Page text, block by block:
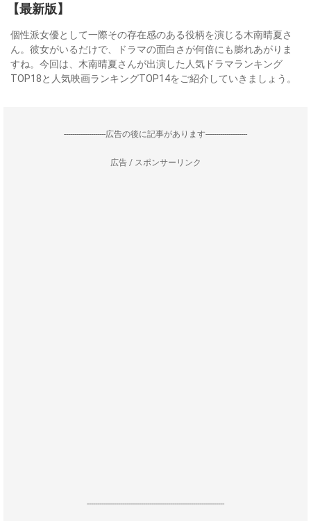
【最新版】
個性派女優として一際その存在感のある役柄を演じる木南晴夏さ
ん。彼女がいるだけで、ドラマの面白さが何倍にも膨れあがりま
すね。今回は、木南晴夏さんが出演した人気ドラマランキング
TOP18と人気映画ランキングTOP14をご紹介していきましょう。
--------------------広告の後に記事があります--------------------
広告 / スポンサーリンク
------------------------------------------------------------------